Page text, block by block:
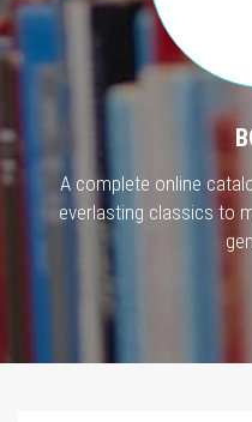
A complete online
everlasting classics to